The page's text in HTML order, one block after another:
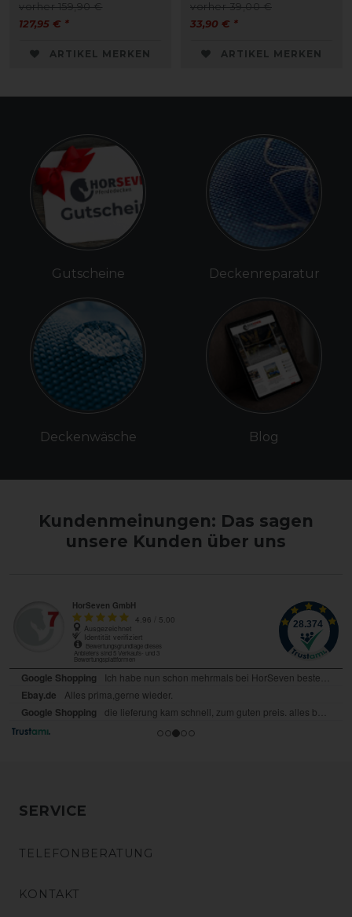
vorher 159,90 €
127,95 € *
ARTIKEL MERKEN
vorher 39,00 €
33,90 € *
ARTIKEL MERKEN
Gutscheine
Deckenwäsche
Deckenreparatur
Blog
Kundenmeinungen: Das sagen
unsere Kunden über uns
SERVICE
TELEFONBERATUNG
KONTAKT